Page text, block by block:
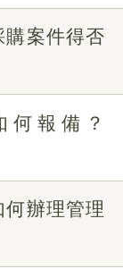
購案件得否
何報備？
辦理管理